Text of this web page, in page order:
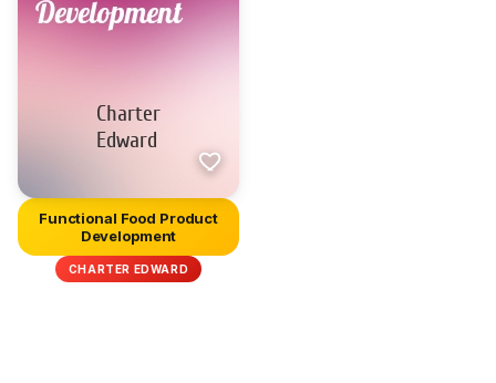
Functional Food Product
Development
CHARTER EDWARD